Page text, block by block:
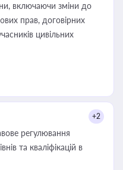
включаючи зміни до
прав, договірних
цивільних
+2
регулювання
та кваліфікацій в